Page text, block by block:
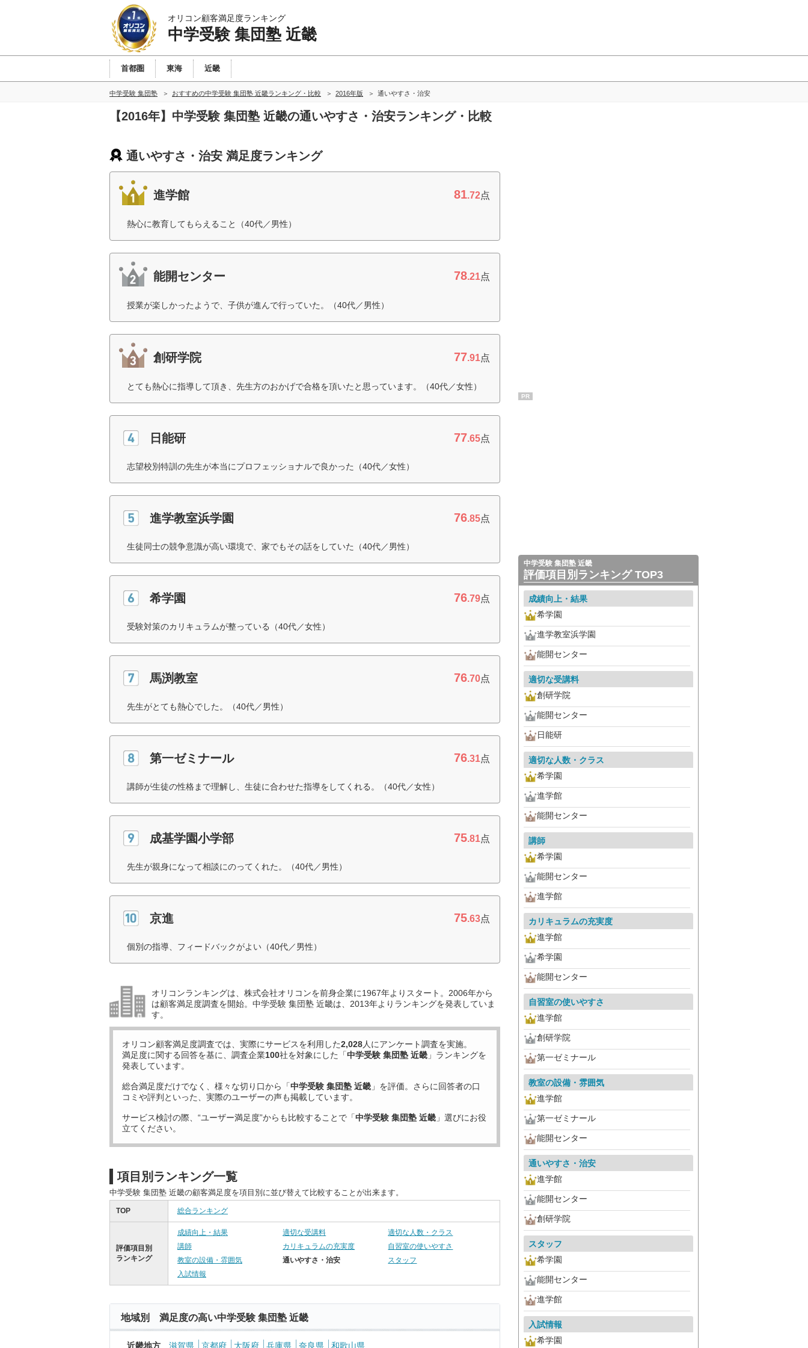
オリコン顧客満足度ランキング
中学受験 集団塾 近畿
首都圏 東海 近畿
中学受験 集団塾 おすすめの中学受験 集団塾 近畿ランキング・比較 2016年版 通いやすさ・治安
【2016年】中学受験 集団塾 近畿の通いやすさ・治安ランキング・比較
通いやすさ・治安 満足度ランキング
進学館 81.72点
熱心に教育してもらえること（40代／男性）
能開センター 78.21点
授業が楽しかったようで、子供が進んで行っていた。（40代／男性）
創研学院 77.91点
とても熱心に指導して頂き、先生方のおかげで合格を頂いたと思っています。（40代／女性）
日能研 77.65点
志望校別特訓の先生が本当にプロフェッショナルで良かった（40代／女性）
進学教室浜学園 76.85点
生徒同士の競争意識が高い環境で、家でもその話をしていた（40代／男性）
希学園 76.79点
受験対策のカリキュラムが整っている（40代／女性）
馬渕教室 76.70点
先生がとても熱心でした。（40代／男性）
第一ゼミナール 76.31点
講師が生徒の性格まで理解し、生徒に合わせた指導をしてくれる。（40代／女性）
成基学園小学部 75.81点
先生が親身になって相談にのってくれた。（40代／男性）
京進 75.63点
個別の指導、フィードバックがよい（40代／男性）
オリコンランキングは、株式会社オリコンを前身企業に1967年よりスタート。2006年から
は顧客満足度調査を開始。中学受験 集団塾 近畿は、2013年よりランキングを発表していま
す。
オリコン顧客満足度調査では、実際にサービスを利用した2,028人にアンケート調査を実施。
満足度に関する回答を基に、調査企業100社を対象にした「中学受験 集団塾 近畿 」ランキングを
発表しています。
総合満足度だけでなく、様々な切り口から「中学受験 集団塾 近畿 」を評価。さらに回答者の口
コミや評判といった、実際のユーザーの声も掲載しています。
サービス検討の際、“ユーザー満足度”からも比較することで「中学受験 集団塾 近畿 」選びにお役
立てください。
項目別ランキング一覧
中学受験 集団塾 近畿の顧客満足度を項目別に並び替えて比較することが出来ます。
TOP 総合ランキング
評価項目別
ランキング
成績向上・結果 適切な受講料
適切な人数・クラス
講師
カリキュラムの充実度
自習室の使いやすさ
教室の設備・雰囲気
通いやすさ・治安
スタッフ
入試情報
地域別 満足度の高い中学受験 集団塾 近畿
近畿地方 滋賀県 京都府 大阪府 兵庫県 奈良県 和歌山県
PR
中学受験 集団塾 近畿
評価項目別ランキング TOP3
成績向上・結果
希学園
進学教室浜学園
能開センター
適切な受講料
創研学院
能開センター
日能研
適切な人数・クラス
希学園
進学館
能開センター
講師
希学園
能開センター
進学館
カリキュラムの充実度
進学館
希学園
能開センター
自習室の使いやすさ
進学館
創研学院
第一ゼミナール
教室の設備・雰囲気
進学館
第一ゼミナール
能開センター
通いやすさ・治安
進学館
能開センター
創研学院
スタッフ
希学園
能開センター
進学館
入試情報
希学園